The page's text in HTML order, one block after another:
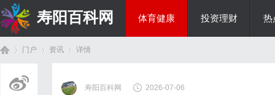
寿阳百科网 体育健康 投资理财 热
门户 资讯 详情
寿阳百科网 2026-07-06